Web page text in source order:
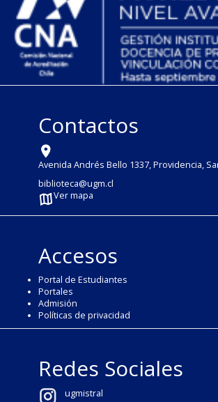
Contactos
Avenida Andrés Bello 1337, Providencia,
biblioteca@ugm.cl
Ver mapa
Accesos
Portal de Estudiantes
Portales
Admisión
Políticas de privacidad
Redes Sociales
ugmistral